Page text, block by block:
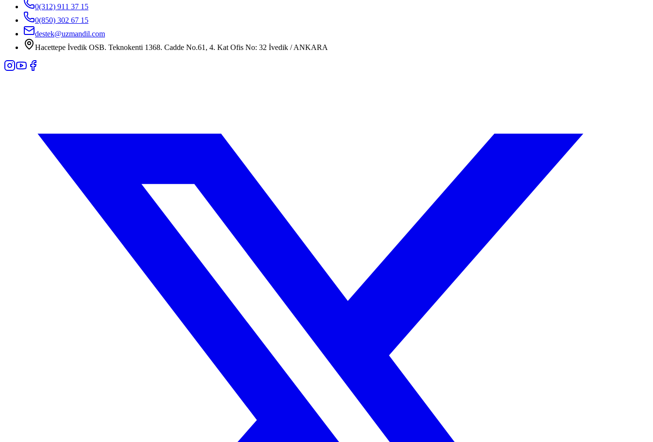
0(312) 911 37 15
0(850) 302 67 15
destek@uzmandil.com
Hacettepe İvedik OSB. Teknokenti 1368. Cadde No.61, 4. Kat Ofis No: 32 İvedik / ANKARA